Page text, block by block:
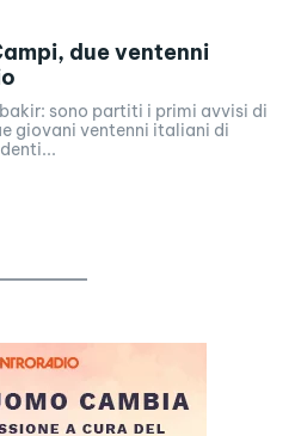
due ventenni
sono partiti i primi avvisi di
giovani ventenni italiani di